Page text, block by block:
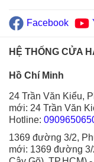
Facebook
HỆ THỐNG CỬA
Hồ Chí Minh
24 Trần Văn Kiểu,
mới: 24 Trần Văn
Hotline:
1369 đường 3/2,
mới: 1369 đường